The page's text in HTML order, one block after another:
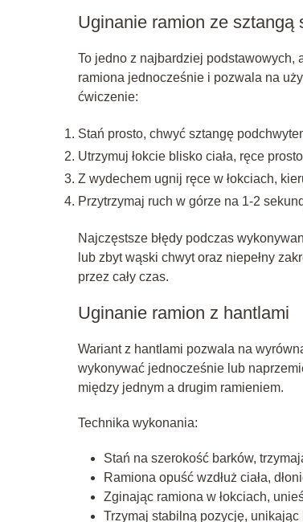
Uginanie ramion ze sztangą
To jedno z najbardziej
ramiona jednocześnie i pozwala na
ćwiczenie:
Stań prosto, chwyć sztangę
Utrzymuj łokcie blisko ciała, ręce
Z wydechem ugnij ręce w łokciach,
Przytrzymaj ruch w górze na 1-2
Najczęstsze błędy podczas
lub zbyt wąski chwyt oraz niepełny
przez cały czas.
Uginanie ramion z hantlami
Wariant z hantlami pozwala na
wykonywać jednocześnie lub
między jednym a drugim ramieniem.
Technika wykonania:
Stań na szerokość barków,
Ramiona opuść wzdłuż ciała,
Zginając ramiona w łokciach,
Trzymaj stabilną pozycję,